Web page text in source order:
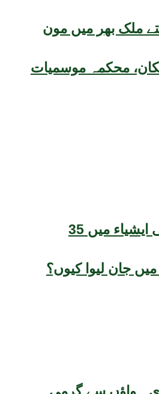
ملک بھر میں مون
محکمہ موسمیات
35 سے 40 ڈگری جنوبی ایشیاء میں
جان لیوا کیوں؟
ہواؤں سے گرمی